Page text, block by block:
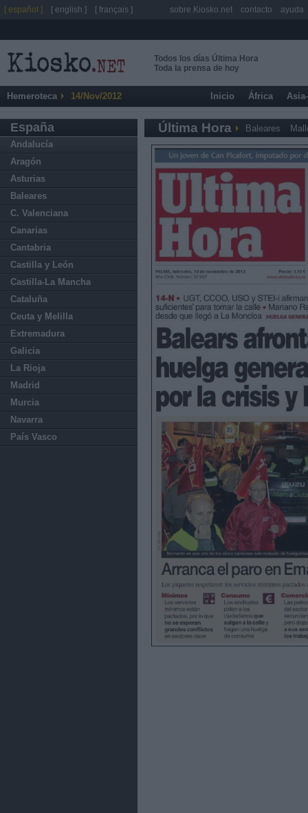
Todos los días Última Hora
Toda la prensa de hoy
Hemeroteca 14/Nov/2012 Inicio África
España
Andalucía
Aragón
Asturias
Baleares
C. Valenciana
Canarias
Cantabria
Castilla y León
Castilla-La Mancha
Cataluña
Ceuta y Melilla
Extremadura
Galicia
La Rioja
Madrid
Murcia
Navarra
País Vasco
Última Hora Baleares
[ español ] [ english ] [ français ] sobre Kiosko.net contacto ayuda